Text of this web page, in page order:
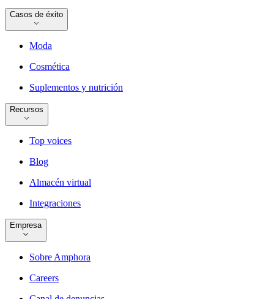
Casos de éxito
Moda
Cosmética
Suplementos y nutrición
Recursos
Top voices
Blog
Almacén virtual
Integraciones
Empresa
Sobre Amphora
Careers